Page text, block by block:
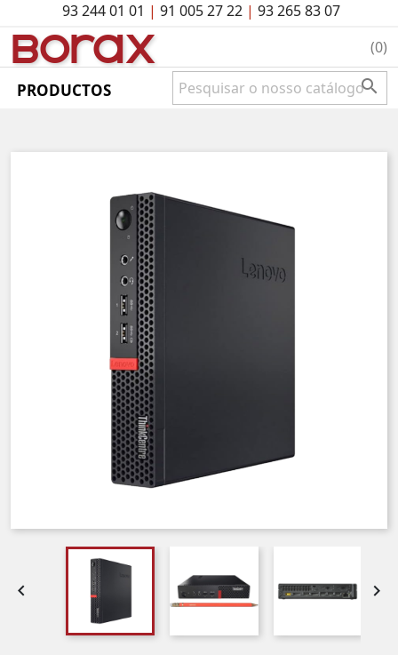
93 244 01 01 | 91 005 27 22| 93 265 83 07
BOrAx (0)
PRODUCTOS 
 